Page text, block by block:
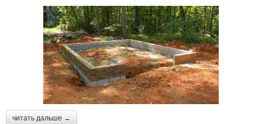
читать дальше →